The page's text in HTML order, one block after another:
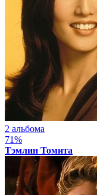
2 альбома
71%
Тэмлин Томита